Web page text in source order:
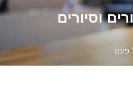
וסיורים
פעם